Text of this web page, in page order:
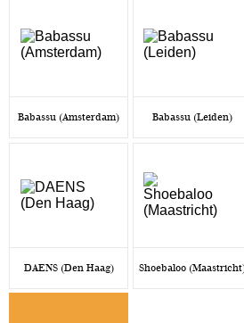
Babassu (Amsterdam) Babassu (Leiden)
DAENS (Den Haag) Shoebaloo